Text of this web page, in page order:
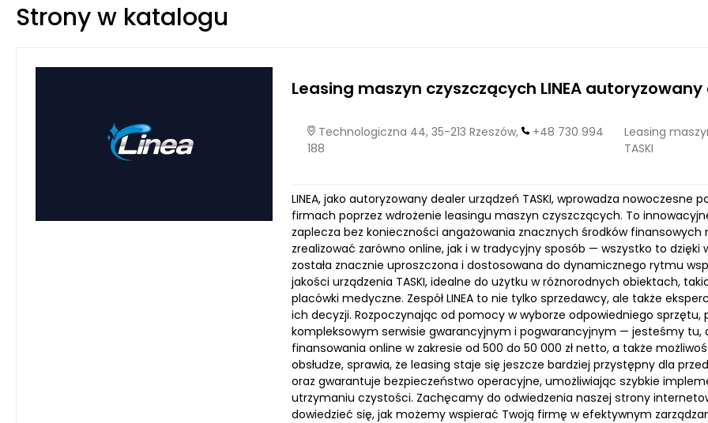
Strony w katalogu
Leasing maszyn czyszczących LINEA autoryzowany
Technologiczna 44, 35-213 Rzeszów,
+48 730 994
188
Leasing
TASKI
LINEA, jako autoryzowany dealer urządzeń TASKI, wprowadza
firmach poprzez wdrożenie leasingu maszyn czyszczących. To
zaplecza bez konieczności angażowania znacznych środków
zrealizować zarówno online, jak i w tradycyjny sposób — wszystko to dzięki
została znacznie uproszczona i dostosowana do dynamicznego rytmu
jakości urządzenia TASKI, idealne do użytku w różnorodnych obiektach,
placówki medyczne. Zespół LINEA to nie tylko sprzedawcy, ale także
ich decyzji. Rozpoczynając od pomocy w wyborze odpowiedniego sprzętu,
kompleksowym serwisie gwarancyjnym i pogwarancyjnym — jesteśmy tu,
finansowania online w zakresie od 500 do 50 000 zł netto, a także
obsłudze, sprawia, że leasing staje się jeszcze bardziej przystępny dla
oraz gwarantuje bezpieczeństwo operacyjne, umożliwiając szybkie
utrzymaniu czystości. Zachęcamy do odwiedzenia naszej strony
dowiedzieć się, jak możemy wspierać Twoją firmę w efektywnym